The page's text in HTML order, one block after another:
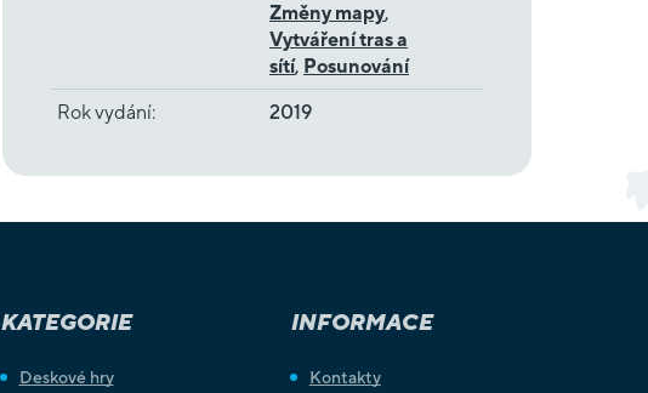
Změny mapy,
Vytváření tras a
sítí, Posunování
Rok vydání: 2019
KATEGORIE
Deskové hry
INFORMACE
Kontakty